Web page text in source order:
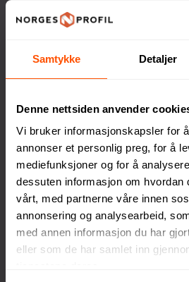
Samtykke Detaljer
Denne nettsiden anvender
Vi bruker informasjonskapsler for
annonser et personlig preg, for å
mediefunksjoner og for å
dessuten informasjon om hvordan
vårt, med partnerne våre innen
annonsering og analysearbeid,
med annen informasjon du har
eller som de har samlet inn
bruke hele julaften på å
tålte ovnen. Men
slike erfaringer har de
en av sine største
om å gravere
er en av deres mest
produkter.
Gaver som skaper
Å få en gave er alltid